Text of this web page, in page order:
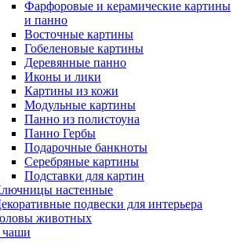
Фарфоровые и керамические картины
и панно
Восточные картины
Гобеленовые картины
Деревянные панно
Иконы и лики
Картины из кожи
Модульные картины
Панно из полистоуна
Панно Гербы
Подарочные банкноты
Серебряные картины
Подставки для картин
настенные
подвески для интерьера
животных